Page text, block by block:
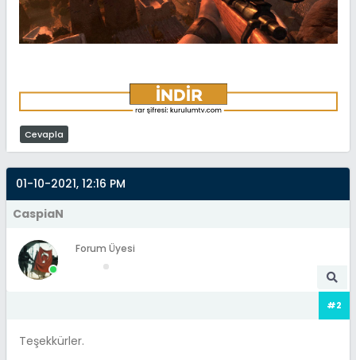
Cevapla
01-10-2021, 12:16 PM
CaspiaN
Forum Üyesi
#2
Teşekkürler.